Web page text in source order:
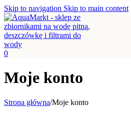
Skip to navigation Skip to main content
0
Moje konto
Strona główna/Moje konto